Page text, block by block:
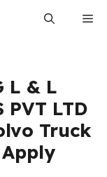
L & L
PVT LTD
Truck